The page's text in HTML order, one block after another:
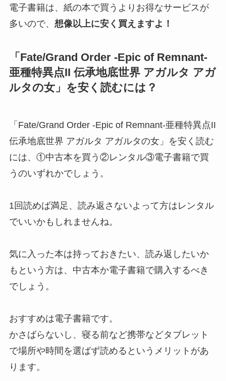
電子書籍は、紙の本で買うよりお得なサービスが
多いので、 想像以上に安く買えますよ！
「Fate/Grand Order -Epic of Remnant-
亜種特異点II 伝承地底世界 アガルタ アガ
ルタの女」を安く読むには？
「Fate/Grand Order -Epic of Remnant-亜種特異点II
伝承地底世界 アガルタ アガルタの女」を安く読む
には、①中古本を買う②レンタル③電子書籍で買
うのいずれかでしょう。
1回読めば満足、読み返さないよって方はレンタル
でいいかもしれませんね。
気に入った本は持っておきたい、読み返したいか
もという方は、中古本か電子書籍で購入するべき
でしょう。
おすすめは電子書籍です。
かさばらないし、寝る前など携帯などタブレット
で場所や時間を選ばず読めるというメリットがあ
ります。